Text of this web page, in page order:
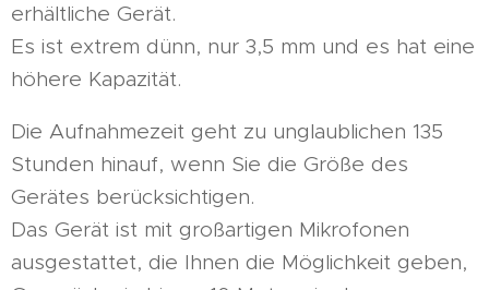
erhältliche Gerät.
Es ist extrem dünn, nur 3,5 mm und es hat eine
höhere Kapazität.
Die Aufnahmezeit geht zu unglaublichen 135
Stunden hinauf, wenn Sie die Größe des
Gerätes berücksichtigen.
Das Gerät ist mit großartigen Mikrofonen
ausgestattet, die Ihnen die Möglichkeit geben,